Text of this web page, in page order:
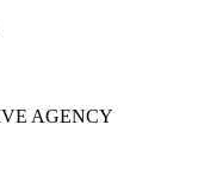
AGENCY